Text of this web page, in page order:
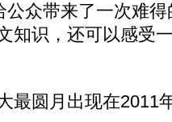
公众带来了一次难
知识，还可以感受
圆月出现在2011